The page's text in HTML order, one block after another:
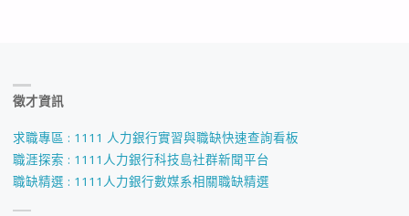
徵才資訊
求職專區 : 1111 人力銀行實習與職缺快速查詢看板
職涯探索 : 1111人力銀行科技島社群新聞平台
職缺精選 : 1111人力銀行數媒系相關職缺精選